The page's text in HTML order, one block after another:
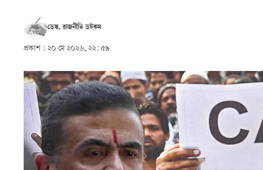
ডেস্ক, রাজনীতি ডটকম
প্রকাশ : ২০ মে ২০২৬, ২২: ৫৯